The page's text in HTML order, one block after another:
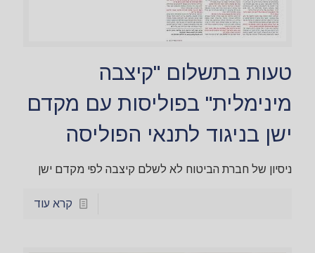
טעות בתשלום "קיצבה
מינימלית" בפוליסות עם מקדם
ישן בניגוד לתנאי הפוליסה
ניסיון של חברת הביטוח לא לשלם קיצבה לפי מקדם ישן
קרא עוד